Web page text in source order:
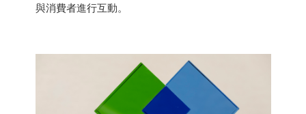
與消費者進行互動。